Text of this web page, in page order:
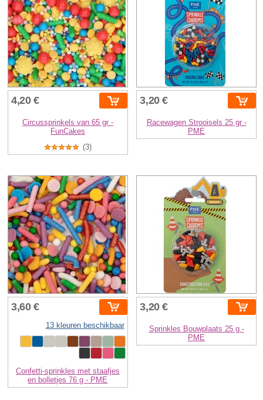
4,20 €
Circussprinkels van 65 gr -
FunCakes
(3)
3,20 €
Racewagen Strooisels 25 gr -
PME
3,60 €
13 kleuren beschikbaar
Confetti-sprinkles met staafjes
en bolletjes 76 g - PME
3,20 €
Sprinkles Bouwplaats 25 g -
PME